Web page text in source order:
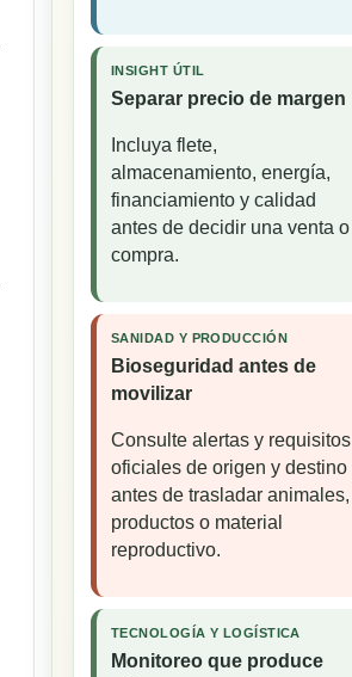
INSIGHT ÚTIL
Separar precio de margen
Incluya flete,
almacenamiento, energía,
financiamiento y calidad
antes de decidir una venta o
compra.
SANIDAD Y PRODUCCIÓN
Bioseguridad antes de
movilizar
Consulte alertas y requisitos
oficiales de origen y destino
antes de trasladar animales,
productos o material
reproductivo.
TECNOLOGÍA Y LOGÍSTICA
Monitoreo que produce